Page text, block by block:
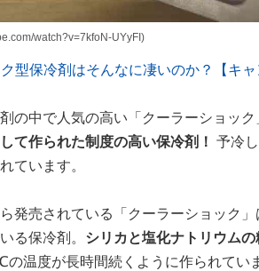
watch?v=7kfoN-UYyFI)
型保冷剤はそんなに凄いのか？【キャ
の中で人気の高い「クーラーショック
て作られた制度の高い保冷剤！ 予冷
ています。
発売されている「クーラーショック
る保冷剤。 シリカと塩化ナトリウム
の温度が長時間続くように作られてい